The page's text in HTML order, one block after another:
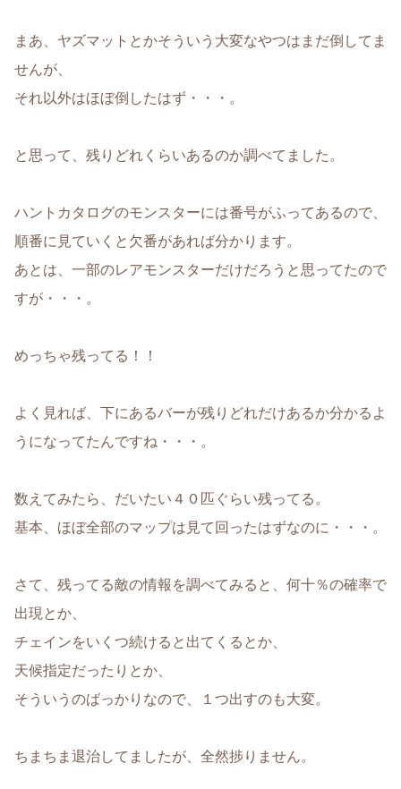
まあ、ヤズマットとかそういう大変なやつはまだ倒してま
せんが、
それ以外はほぼ倒したはず・・・。
と思って、残りどれくらいあるのか調べてました。
ハントカタログのモンスターには番号がふってあるので、
順番に見ていくと欠番があれば分かります。
あとは、一部のレアモンスターだけだろうと思ってたので
すが・・・。
めっちゃ残ってる！！
よく見れば、下にあるバーが残りどれだけあるか分かるよ
うになってたんですね・・・。
数えてみたら、だいたい４０匹ぐらい残ってる。
基本、ほぼ全部のマップは見て回ったはずなのに・・・。
さて、残ってる敵の情報を調べてみると、何十％の確率で
出現とか、
チェインをいくつ続けると出てくるとか、
天候指定だったりとか、
そういうのばっかりなので、１つ出すのも大変。
ちまちま退治してましたが、全然捗りません。